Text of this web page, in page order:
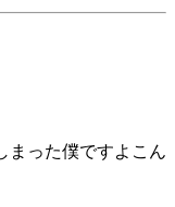
まった僕ですよこん